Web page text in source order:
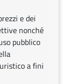
e dei
nonché
pubblico
a fini